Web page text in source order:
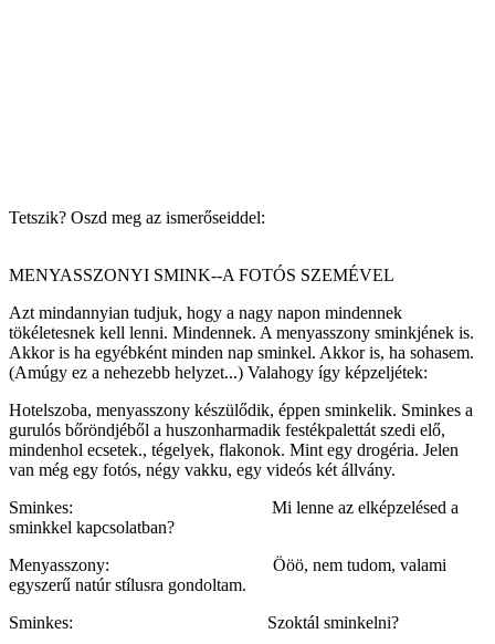
Tetszik? Oszd meg az ismerőseiddel:
MENYASSZONYI SMINK--A FOTÓS SZEMÉVEL
Azt mindannyian tudjuk, hogy a nagy napon mindennek
tökéletesnek kell lenni. Mindennek. A menyasszony sminkjének is.
Akkor is ha egyébként minden nap sminkel. Akkor is, ha sohasem.
(Amúgy ez a nehezebb helyzet...) Valahogy így képzeljétek:
Hotelszoba, menyasszony készülődik, éppen sminkelik. Sminkes a
gurulós bőröndjéből a huszonharmadik festékpalettát szedi elő,
mindenhol ecsetek., tégelyek, flakonok. Mint egy drogéria. Jelen
van még egy fotós, négy vakku, egy videós két állvány.
Sminkes: Mi lenne az elképzelésed a
sminkkel kapcsolatban?
Menyasszony: Ööö, nem tudom, valami
egyszerű natúr stílusra gondoltam.
Sminkes: Szoktál sminkelni?